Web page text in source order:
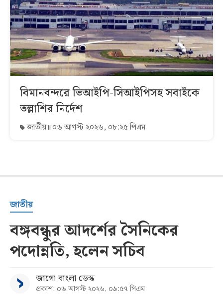
বিমানবন্দরে ভিআইপি-সিআইপিসহ সবাইকে
তল্লাশির নির্দেশ
জাতীয় ০৬ আগস্ট ২০২৬, ০৮:২৫ পিএম
জাতীয়
বঙ্গবন্ধুর আদর্শের সৈনিকের
পদোন্নতি, হলেন সচিব
জাগো বাংলা ডেস্ক
প্রকাশ: ০৬ আগস্ট ২০২৬, ০৯:৫৭ পিএম